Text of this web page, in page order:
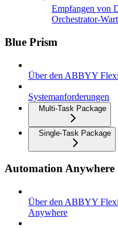
Empfangen von
Orchestrator-
Blue Prism
Über den ABBYY
Systemanforderungen
Multi-Task Package
Single-Task Package
Automation Anywhere
Über den ABBYY
Anywhere